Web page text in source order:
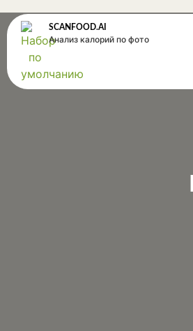
SCANFOOD.AI
Анализ калорий по фото